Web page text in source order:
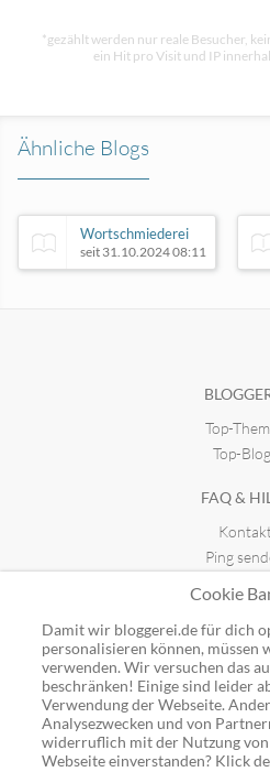
*gezählt werden nur reale Besucher,
ein Hit pro Visit und IP
Ähnliche Blogs
Wortschmiederei
seit 31.10.2024 08:11
Top-
Top-
FAQ &
Ping
Top-
Alle
Cookie
Damit wir bloggerei.de für dich
personalisieren können, müssen
verwenden. Wir versuchen das
beschränken! Einige sind leider
Verwendung der Webseite.
Analysezwecken und von
widerruflich mit der Nutzung
Webseite einverstanden? Klick